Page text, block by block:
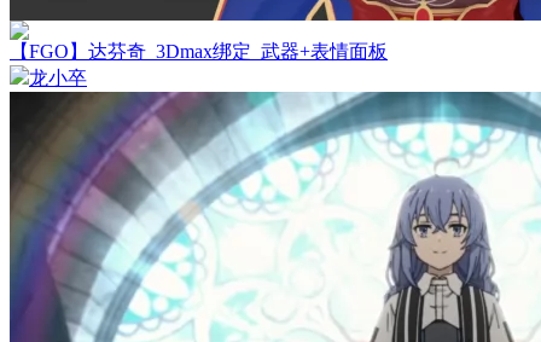
【FGO】达芬奇_3Dmax绑定_武器+表情面板
龙小卒